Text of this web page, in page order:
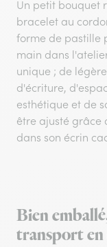
Un petit bouquet
bracelet au
forme de pastille
main dans
unique ; de
d'écriture,
esthétique et de
être ajusté grâce
dans son écrin
Bien
transport